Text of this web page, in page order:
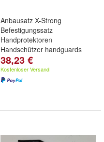
Anbausatz X-Strong
Befestigungssatz
Handprotektoren
Handschützer handguards
38,23 €
Kostenloser Versand